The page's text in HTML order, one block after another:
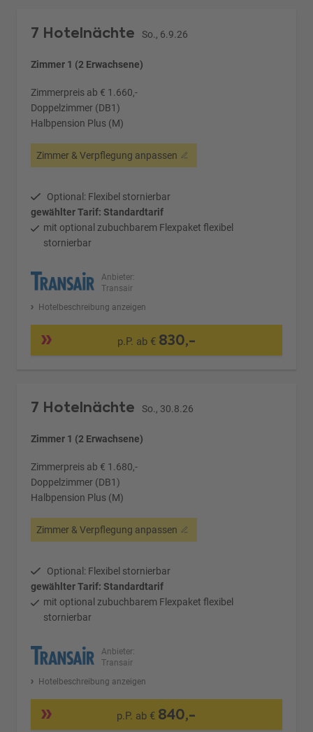
7 Hotelnächte So., 6.9.26
Zimmer 1 (2 Erwachsene)
Zimmerpreis ab € 1.660,-
Doppelzimmer (DB1)
Halbpension Plus (M)
Zimmer & Verpflegung anpassen
Optional: Flexibel stornierbar
gewählter Tarif: Standardtarif
mit optional zubuchbarem Flexpaket flexibel
stornierbar
Anbieter:
Transair
Hotelbeschreibung anzeigen
p.P. ab € 830,-
7 Hotelnächte So., 30.8.26
Zimmer 1 (2 Erwachsene)
Zimmerpreis ab € 1.680,-
Doppelzimmer (DB1)
Halbpension Plus (M)
Zimmer & Verpflegung anpassen
Optional: Flexibel stornierbar
gewählter Tarif: Standardtarif
mit optional zubuchbarem Flexpaket flexibel
stornierbar
Anbieter:
Transair
Hotelbeschreibung anzeigen
p.P. ab € 840,-